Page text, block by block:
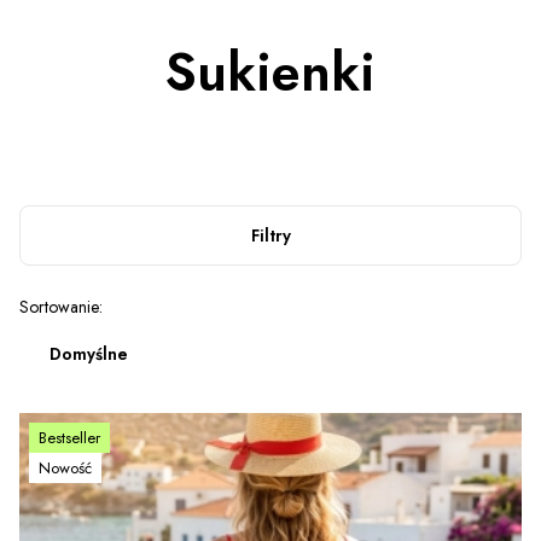
Sukienki
Filtry
Lista produktów
Sortowanie:
Domyślne
Bestseller
Nowość